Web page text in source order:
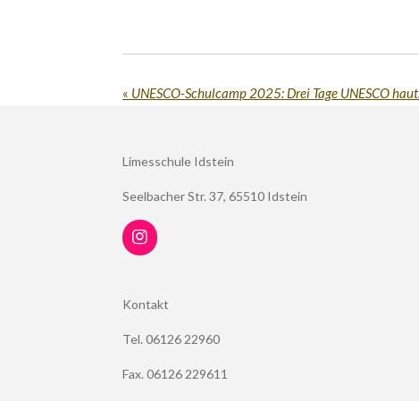
« UNESCO-Schulcamp 2025: Drei Tage UNESCO
Limesschule Idstein
Seelbacher Str. 37, 65510 Idstein
I
n
a
r
m
Kontakt
Tel. 06126 22960
Fax. 06126 229611